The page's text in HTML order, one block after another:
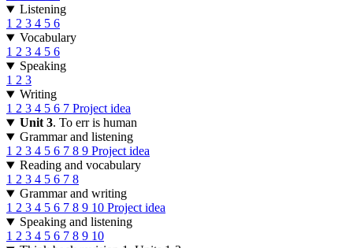
Listening
1 2 3 4 5 6
Vocabulary
1 2 3 4 5 6
Speaking
1 2 3
Writing
1 2 3 4 5 6 7 Project idea
Unit 3. To err is human
Grammar and listening
1 2 3 4 5 6 7 8 9 Project idea
Reading and vocabulary
1 2 3 4 5 6 7 8
Grammar and writing
1 2 3 4 5 6 7 8 9 10 Project idea
Speaking and listening
1 2 3 4 5 6 7 8 9 10